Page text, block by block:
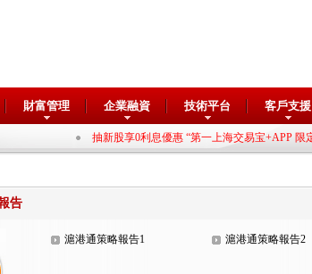
財富管理 企業融資 技術平台 客戶支援
抽新股享0利息優惠 “第一上海交易宝+APP 限定”
告
滬港通策略報告1 滬港通策略報告2